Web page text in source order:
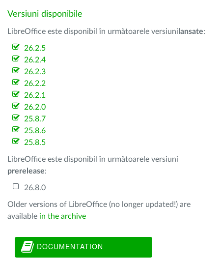
Versiuni disponibile
LibreOffice este disponibil în următoarele versiuni lansate:
26.2.5
26.2.4
26.2.3
26.2.2
26.2.1
26.2.0
25.8.7
25.8.6
25.8.5
LibreOffice este disponibil în următoarele versiuni
prerelease:
26.8.0
Older versions of LibreOffice (no longer updated!) are
available in the archive
DOCUMENTATION